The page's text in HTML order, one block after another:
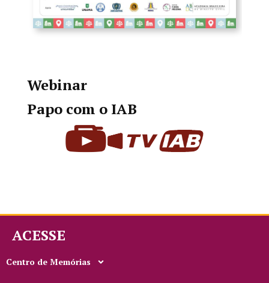
Webinar
Papo com o IAB
ACESSE
Centro de Memórias